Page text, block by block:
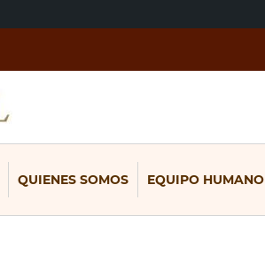
QUIENES SOMOS EQUIPO HUMANO